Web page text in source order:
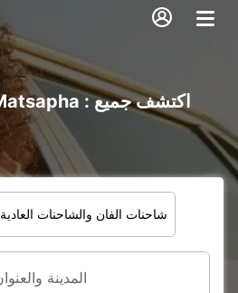
شاحنات الفان والشاحنات العادية